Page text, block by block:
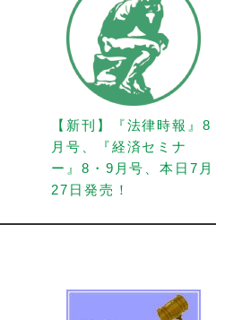
【新刊】『法律時報』8
月号、『経済セミナ
ー』8・9月号、本日7月
27日発売！